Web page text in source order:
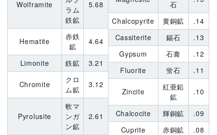
Wolframite
ラム
鉄鉱
5.68
Hematite
赤鉄
鉱
4.64
Limonite 鉄鉱 3.21
Chromite
クロ
ム鉱
3.12
Pyrolusite
軟マ
ンガ
ン鉱
2.61
石
Chalcopyrite 黄銅鉱
.14
Cassiterite
錫石
.13
Gypsum
石膏
.12
Fluorite
蛍石 .11
Zincite
紅亜鉛
鉱
.10
Chalcocite 輝銅鉱
.09
Cuprite
赤銅鉱
.08